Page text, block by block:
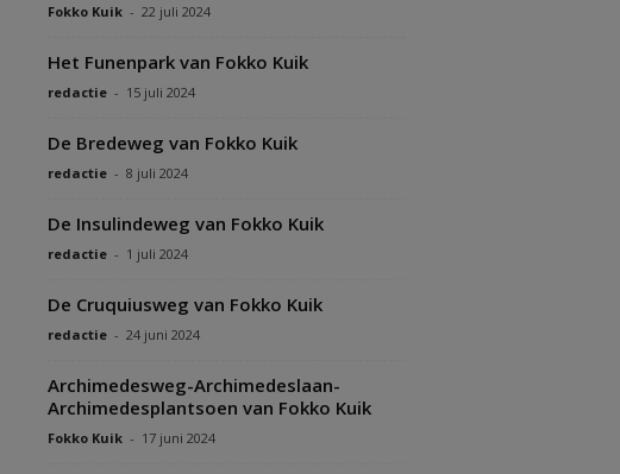
Fokko Kuik - 22 juli 2024
Het Funenpark van Fokko Kuik
redactie - 15 juli 2024
De Bredeweg van Fokko Kuik
redactie - 8 juli 2024
De Insulindeweg van Fokko Kuik
redactie - 1 juli 2024
De Cruquiusweg van Fokko Kuik
redactie - 24 juni 2024
Archimedesweg-Archimedeslaan-
Archimedesplantsoen van Fokko Kuik
Fokko Kuik - 17 juni 2024